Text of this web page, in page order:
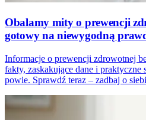
Obalamy mity o prewencji
gotowy na niewygodną
Informacje o prewencji zdrowotnej
fakty, zaskakujące dane i
powie. Sprawdź teraz – zadbaj o